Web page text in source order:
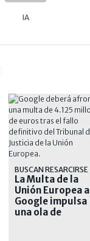
IA
BUSCAN RESARCIRSE
La Multa de la
Unión Europea a
Google impulsa
una ola de